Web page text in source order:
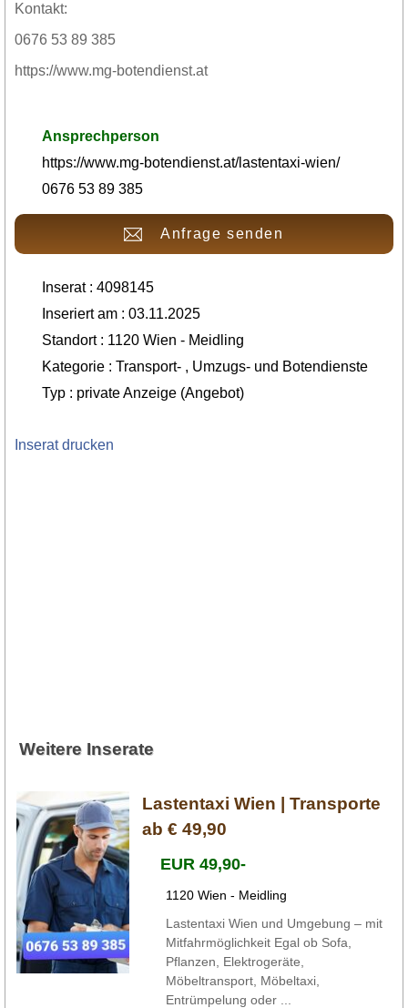
Kontakt:
0676 53 89 385
https://www.mg-botendienst.at
Ansprechperson
https://www.mg-botendienst.at/lastentaxi-wien/
0676 53 89 385
Anfrage senden
Inserat : 4098145
Inseriert am : 03.11.2025
Standort : 1120 Wien - Meidling
Kategorie : Transport- , Umzugs- und Botendienste
Typ : private Anzeige (Angebot)
Inserat drucken
Weitere Inserate
Lastentaxi Wien | Transporte
ab € 49,90
EUR 49,90-
1120 Wien - Meidling
Lastentaxi Wien und Umgebung – mit
Mitfahrmöglichkeit Egal ob Sofa,
Pflanzen, Elektrogeräte,
Möbeltransport, Möbeltaxi,
Entrümpelung oder ...